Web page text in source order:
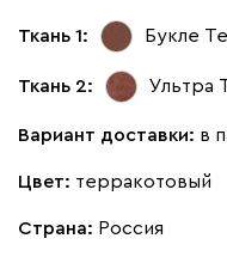
Ткань 1: Букле
Ткань 2: Ультра
Вариант доставки: в
Цвет: терракотовый
Страна: Россия